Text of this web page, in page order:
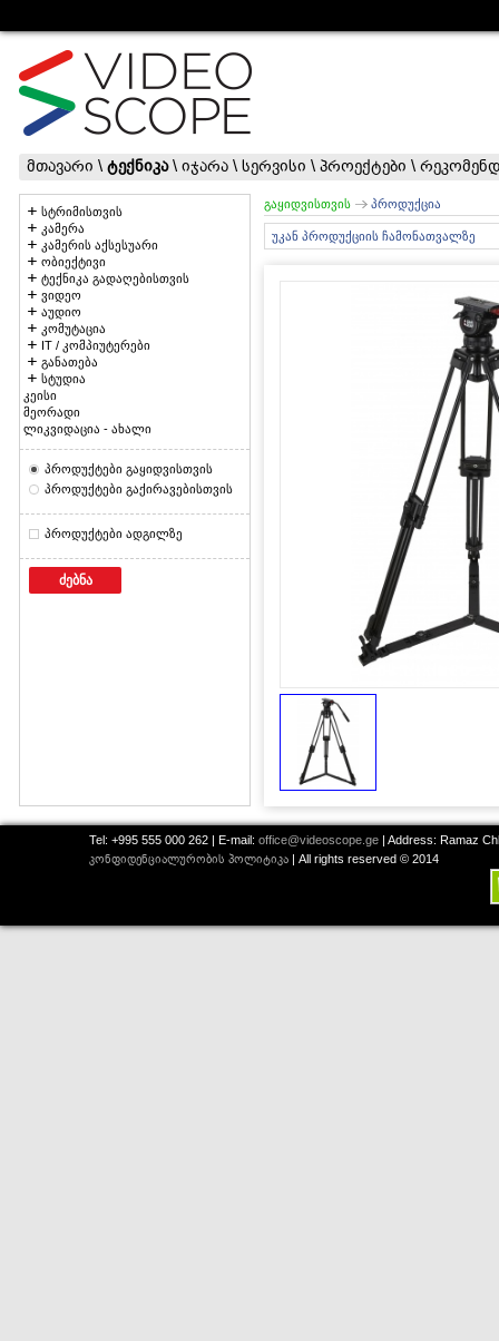
მთავარი \ ტექნიკა\ იჯარა \ სერვისი \ პროექტები \
სტრიმისთვის
კამერა
კამერის აქსესუარი
ობიექტივი
ტექნიკა გადაღებისთვის
ვიდეო
აუდიო
კომუტაცია
IT / კომპიუტერები
განათება
სტუდია
კეისი
მეორადი
ლიკვიდაცია - ახალი
პროდუქტები გაყიდვისთვის
პროდუქტები გაქირავებისთვის
პროდუქტები ადგილზე
ძებნა
გაყიდვისთვის პროდუქცია
უკან პროდუქციის ჩამონათვალზე
Tel: +995 555 000 262 | E-mail: office@videoscope.ge | Address: Ramaz
კონფიდენციალურობის პოლიტიკა | All rights reserved © 2014